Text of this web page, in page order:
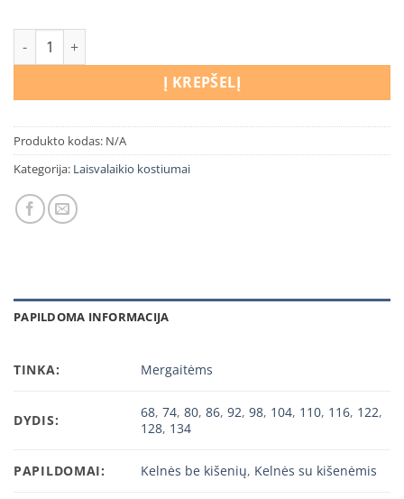
produkto kiekis: Laisvalaikio kostiumas Šunyčiai patruliai
Į KREPŠELĮ
Produkto kodas: N/A
Kategorija: Laisvalaikio kostiumai
PAPILDOMA INFORMACIJA
TINKA: Mergaitėms
DYDIS: 68,74,80,86,92,98, 104, 110, 116, 122,
128, 134
PAPILDOMAI: Kelnės be kišenių, Kelnės su kišenėmis